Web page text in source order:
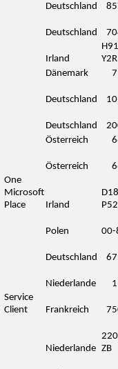
Deutschland
Deutschland
Irland
H91
Dänemark
Deutschland
Deutschland
Österreich
Österreich
One
Microsoft
Place
Irland
D18
Polen
00-
Deutschland
Niederlande
Service
Client
Frankreich
Niederlande ZB